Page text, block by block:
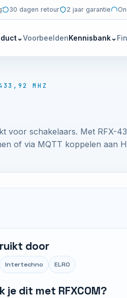
30 dagen retour 2 jaar garantie
⌄VoorbeeldenKennisbank⌄
MHZ
voor schakelaars. Met RFX-
of via MQTT koppelen aan
door
Intertechno ELRO
je dit met RFXCOM?